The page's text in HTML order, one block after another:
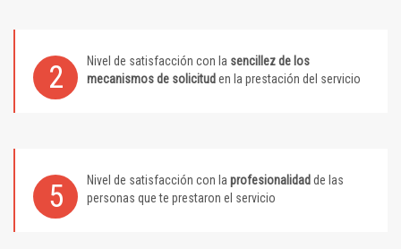
2 Nivel de satisfacción con la sencillez de los
mecanismos de solicitud en la prestación del servicio
5 Nivel de satisfacción con la profesionalidad de las
personas que te prestaron el servicio